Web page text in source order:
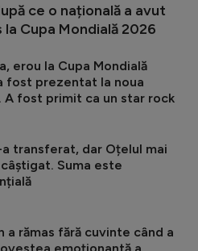
ce o națională a avut
Cupa Mondială 2026
erou la Cupa Mondială
fost prezentat la noua
A fost primit ca un star rock
a transferat, dar Oțelul mai
Suma este
a rămas fără cuvinte când a